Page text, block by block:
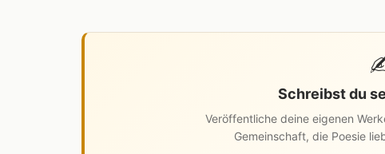
Schreibst du
Veröffentliche deine eigenen
Gemeinschaft, die Poesie